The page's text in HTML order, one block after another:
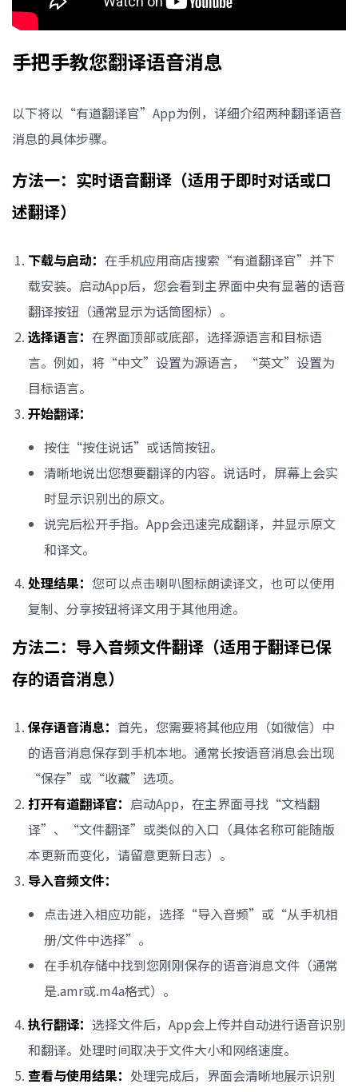
手把手教您翻译语音消息
以下将以“有道翻译官”App为例，详细介绍两种翻译语音
消息的具体步骤。
方法一：实时语音翻译（适用于即时对话或口
述翻译）
下载与启动： 在手机应用商店搜索“有道翻译官”并下
载安装。启动App后，您会看到主界面中央有显著的语音
翻译按钮（通常显示为话筒图标）。
选择语言： 在界面顶部或底部，选择源语言和目标语
言。例如，将“中文”设置为源语言，“英文”设置为
目标语言。
开始翻译：
按住“按住说话”或话筒按钮。
清晰地说出您想要翻译的内容。说话时，屏幕上会实
时显示识别出的原文。
说完后松开手指。App会迅速完成翻译，并显示原文
和译文。
处理结果： 您可以点击喇叭图标朗读译文，也可以使用
复制、分享按钮将译文用于其他用途。
方法二：导入音频文件翻译（适用于翻译已保
存的语音消息）
保存语音消息： 首先，您需要将其他应用（如微信）中
的语音消息保存到手机本地。通常长按语音消息会出现
“保存”或“收藏”选项。
打开有道翻译官： 启动App，在主界面寻找“文档翻
译”、“文件翻译”或类似的入口（具体名称可能随版
本更新而变化，请留意更新日志）。
导入音频文件：
点击进入相应功能，选择“导入音频”或“从手机相
册/文件中选择”。
在手机存储中找到您刚刚保存的语音消息文件（通常
是.amr或.m4a格式）。
执行翻译： 选择文件后，App会上传并自动进行语音识别
和翻译。处理时间取决于文件大小和网络速度。
查看与使用结果： 处理完成后，界面会清晰地展示识别